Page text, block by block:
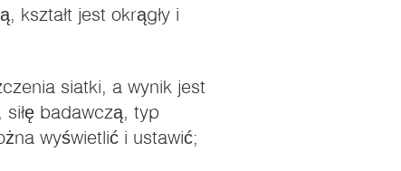
kształt jest okrągły i
siatki, a wynik jest
badawczą, typ
wyświetlić i ustawić;